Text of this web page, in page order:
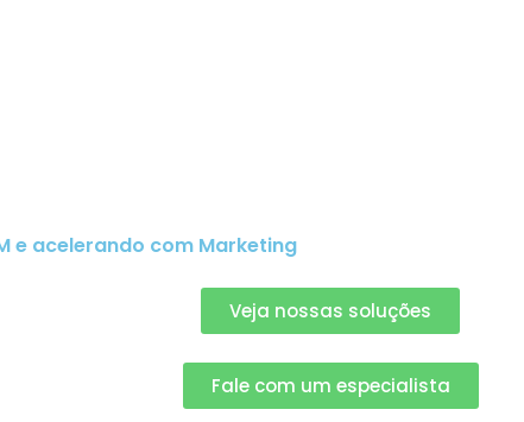
e acelerando com Marketing
Veja nossas soluções
Fale com um especialista